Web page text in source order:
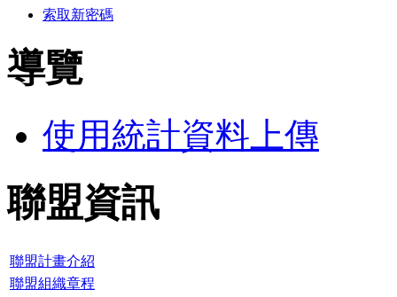
索取新密碼
導覽
使用統計資料上傳
聯盟資訊
聯盟計畫介紹
聯盟組織章程